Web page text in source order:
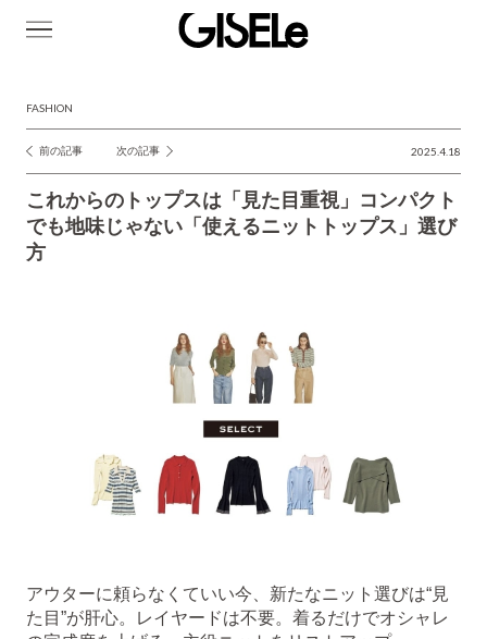
FASHION
投
稿
ナ
ビ
前の記事 次の記事 2025.4.18
これからのトップスは「見た目重視」コンパクト
でも地味じゃない「使えるニットトップス」選び
方
アウターに頼らなくていい今、新たなニット選びは“見
た目”が肝心。レイヤードは不要。着るだけでオシャレ